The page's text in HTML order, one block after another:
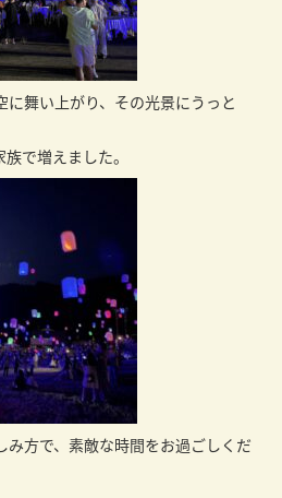
舞い上がり、その光景にうっと
で増えました。
方で、素敵な時間をお過ごしくだ